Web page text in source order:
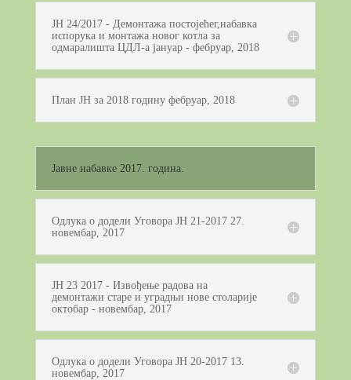
ЈН 24/2017 - Демонтажа постојећег,набавка
испорука и монтажа новог котла за
одмаралишта ЦДЛ-а јануар - фебруар, 2018
План ЈН за 2018 годину фебруар, 2018
Јавне набавке 2017. година.
Одлука о додели Уговора ЈН 21-2017 27.
новембар, 2017
ЈН 23 2017 - Извођење радова на
демонтажи старе и уградњи нове столарије
октобар - новембар, 2017
Одлука о додели Уговора ЈН 20-2017 13.
новембар, 2017